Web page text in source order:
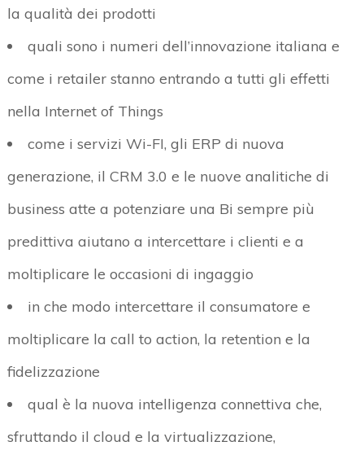
la qualità dei prodotti
quali sono i numeri dell’innovazione italiana e
come i retailer stanno entrando a tutti gli effetti
nella Internet of Things
come i servizi Wi-FI, gli ERP di nuova
generazione, il CRM 3.0 e le nuove analitiche di
business atte a potenziare una Bi sempre più
predittiva aiutano a intercettare i clienti e a
moltiplicare le occasioni di ingaggio
in che modo intercettare il consumatore e
moltiplicare la call to action, la retention e la
fidelizzazione
qual è la nuova intelligenza connettiva che,
sfruttando il cloud e la virtualizzazione,